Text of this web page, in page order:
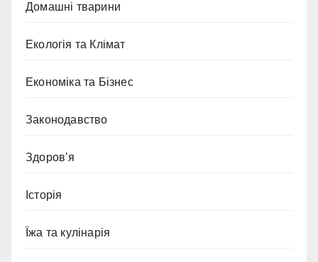
Домашні тварини
Екологія та Клімат
Економіка та Бізнес
Законодавство
Здоров’я
Історія
Їжа та кулінарія